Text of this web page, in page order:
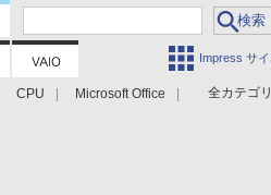
Impress サイ
全カテゴリ
CPU Microsoft Office